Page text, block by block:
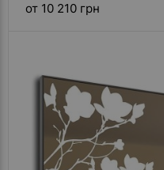
от 10 210 грн